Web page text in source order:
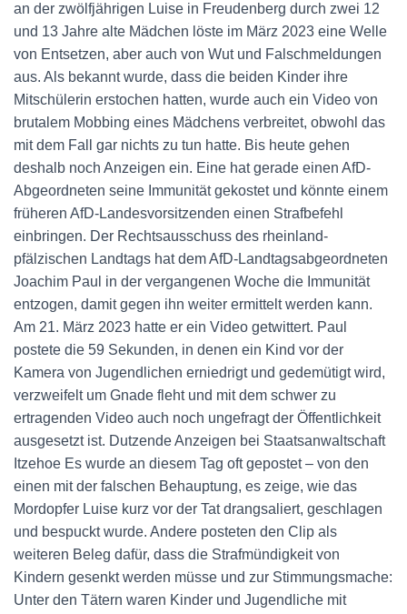
an der zwölfjährigen Luise in Freudenberg durch zwei 12
und 13 Jahre alte Mädchen löste im März 2023 eine Welle
von Entsetzen, aber auch von Wut und Falschmeldungen
aus. Als bekannt wurde, dass die beiden Kinder ihre
Mitschülerin erstochen hatten, wurde auch ein Video von
brutalem Mobbing eines Mädchens verbreitet, obwohl das
mit dem Fall gar nichts zu tun hatte. Bis heute gehen
deshalb noch Anzeigen ein. Eine hat gerade einen AfD-
Abgeordneten seine Immunität gekostet und könnte einem
früheren AfD-Landesvorsitzenden einen Strafbefehl
einbringen. Der Rechtsausschuss des rheinland-
pfälzischen Landtags hat dem AfD-Landtagsabgeordneten
Joachim Paul in der vergangenen Woche die Immunität
entzogen, damit gegen ihn weiter ermittelt werden kann.
Am 21. März 2023 hatte er ein Video getwittert. Paul
postete die 59 Sekunden, in denen ein Kind vor der
Kamera von Jugendlichen erniedrigt und gedemütigt wird,
verzweifelt um Gnade fleht und mit dem schwer zu
ertragenden Video auch noch ungefragt der Öffentlichkeit
ausgesetzt ist. Dutzende Anzeigen bei Staatsanwaltschaft
Itzehoe Es wurde an diesem Tag oft gepostet – von den
einen mit der falschen Behauptung, es zeige, wie das
Mordopfer Luise kurz vor der Tat drangsaliert, geschlagen
und bespuckt wurde. Andere posteten den Clip als
weiteren Beleg dafür, dass die Strafmündigkeit von
Kindern gesenkt werden müsse und zur Stimmungsmache:
Unter den Tätern waren Kinder und Jugendliche mit